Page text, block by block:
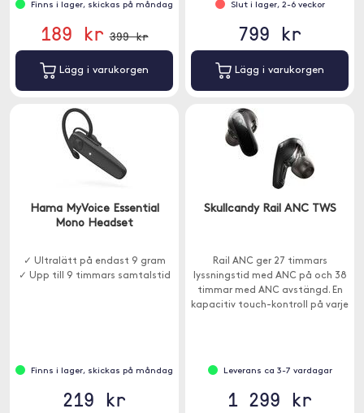
Finns i lager, skickas på måndag
189 kr 399 kr
Lägg i varukorgen
Slut i lager, 2-6 veckor
799 kr
Lägg i varukorgen
Hama MyVoice Essential
Mono Headset
✓ Ultralätt på endast 9 gram
✓ Upp till 9 timmars samtalstid
Finns i lager, skickas på måndag
219 kr
Skullcandy Rail ANC TWS
Rail ANC ger 27 timmars
lyssningstid med ANC på och 38
timmar med ANC avstängd. En
kapacitiv touch-kontroll på varje
Leverans ca 3-7 vardagar
1 299 kr